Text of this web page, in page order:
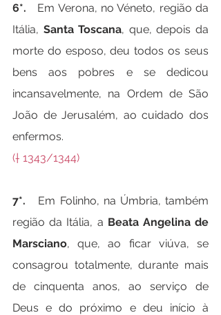
6*. Em Verona, no Véneto, região da
Itália, Santa Toscana, que, depois da
morte do esposo, deu todos os seus
bens aos pobres e se dedicou
incansavelmente, na Ordem de São
João de Jerusalém, ao cuidado dos
enfermos.
(† 1343/1344)
7*. Em Folinho, na Úmbria, também
região da Itália, a Beata Angelina de
Marsciano, que, ao ficar viúva, se
consagrou totalmente, durante mais
de cinquenta anos, ao serviço de
Deus e do próximo e deu início à